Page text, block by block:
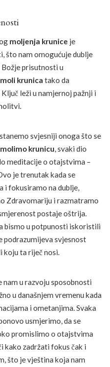
moljenja krunice je
što nam omogućuje dublje
Božje prisutnosti u
krunica tako da
leži u namjernoj pažnji i
svjesniji onoga što se
molimo krunicu, svaki dio
meditacije o otajstvima –
je trenutak kada se
i fokusiramo na dublje,
Zdravomariju i razmatramo
postaje oštrija.
bismo u potpunosti iskoristili
podrazumijeva svjesnost
koju ta riječ nosi.
u razvoju sposobnosti
u današnjem vremenu kada
i ometanjima. Svaka
usmjerimo, da se
promislimo o otajstvima
kako zadržati fokus čak i
što je vještina koja nam